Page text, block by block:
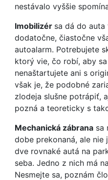
nestávalo vyššie
Imobilizér sa dá do
dodatočne, čiastočne
autoalarm. Potrebujete
ktorý vie, čo robí, aby
nenaštartujete ani s
však je, že podobné
zlodeja slušne potrápiť,
pozná a teoreticky s
Mechanická zábrana sa
dobe prekonaná, ale nie
dve rovnaké autá na
seba. Jedno z nich má
Nesmejte sa, poznám